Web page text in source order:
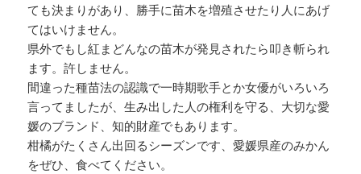
ても決まりがあり、勝手に苗木を増殖させたり人にあげ
てはいけません。
県外でもし紅まどんなの苗木が発見されたら叩き斬られ
ます。許しません。
間違った種苗法の認識で一時期歌手とか女優がいろいろ
言ってましたが、生み出した人の権利を守る、大切な愛
媛のブランド、知的財産でもあります。
柑橘がたくさん出回るシーズンです、愛媛県産のみかん
をぜひ、食べてください。